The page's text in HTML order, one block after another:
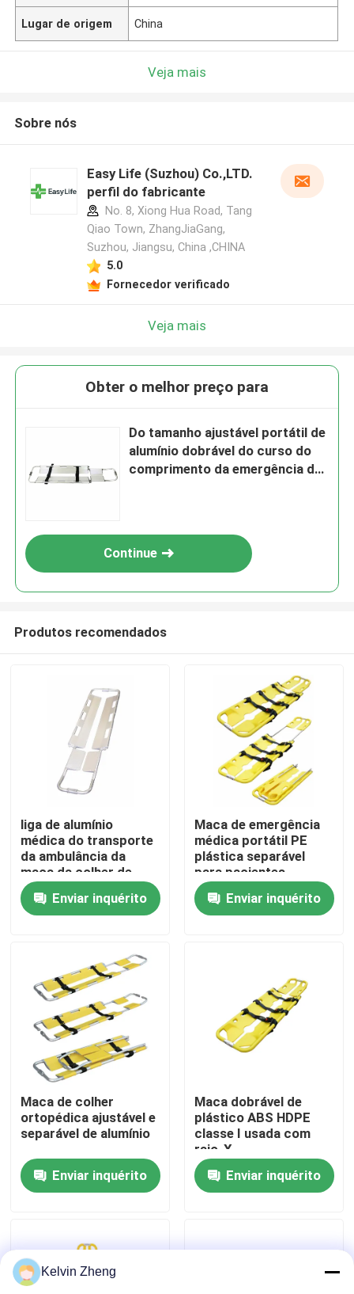
Para casa
Produtos
Sobre nós
Visita à fábrica
Controle de qualidade
Contacte-nos
Notícias
Solicite um orçamento
Lugar de origem China
Veja mais
Sobre nós
Easy Life (Suzhou) Co.,LTD.
perfil do fabricante
No. 8, Xiong Hua Road, Tang
Qiao Town, ZhangJiaGang,
Suzhou, Jiangsu, China ,CHINA
5.0
Fornecedor verificado
Veja mais
Obter o melhor preço para
Do tamanho ajustável portátil de
alumínio dobrável do curso do
comprimento da emergência da
Continue
Produtos recomendados
liga de alumínio
médica do transporte
da ambulância da
maca da colher de
2100mm
Enviar inquérito
Maca de emergência
médica portátil PE
plástica separável
para pacientes
Enviar inquérito
Maca de colher
ortopédica ajustável e
separável de alumínio
Enviar inquérito
Maca dobrável de
plástico ABS HDPE
classe I usada com
raio-X
Enviar inquérito
Kelvin Zheng